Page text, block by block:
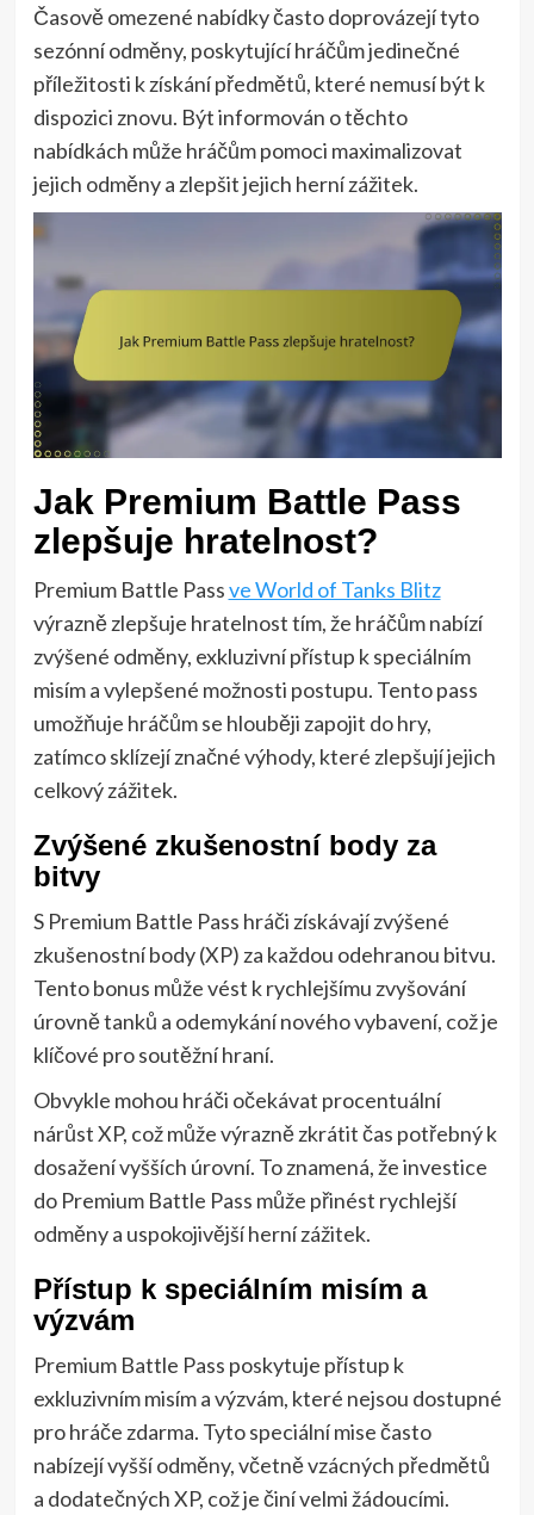
Časově omezené nabídky často doprovázejí tyto
sezónní odměny, poskytující hráčům jedinečné
příležitosti k získání předmětů, které nemusí být k
dispozici znovu. Být informován o těchto
nabídkách může hráčům pomoci maximalizovat
jejich odměny a zlepšit jejich herní zážitek.
Jak Premium Battle Pass
zlepšuje hratelnost?
Premium Battle Passve World of Tanks Blitz
výrazně zlepšuje hratelnost tím, že hráčům nabízí
zvýšené odměny, exkluzivní přístup k speciálním
misím a vylepšené možnosti postupu. Tento pass
umožňuje hráčům se hlouběji zapojit do hry,
zatímco sklízejí značné výhody, které zlepšují jejich
celkový zážitek.
Zvýšené zkušenostní body za
bitvy
S Premium Battle Pass hráči získávají zvýšené
zkušenostní body (XP) za každou odehranou bitvu.
Tento bonus může vést k rychlejšímu zvyšování
úrovně tanků a odemykání nového vybavení, což je
klíčové pro soutěžní hraní.
Obvykle mohou hráči očekávat procentuální
nárůst XP, což může výrazně zkrátit čas potřebný k
dosažení vyšších úrovní. To znamená, že investice
do Premium Battle Pass může přinést rychlejší
odměny a uspokojivější herní zážitek.
Přístup k speciálním misím a
výzvám
Premium Battle Pass poskytuje přístup k
exkluzivním misím a výzvám, které nejsou dostupné
pro hráče zdarma. Tyto speciální mise často
nabízejí vyšší odměny, včetně vzácných předmětů
a dodatečných XP, což je činí velmi žádoucími.